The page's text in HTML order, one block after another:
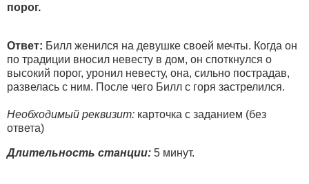
порог.
Ответ: Билл женился на девушке своей мечты. Когда он
по традиции вносил невесту в дом, он споткнулся о
высокий порог, уронил невесту, она, сильно пострадав,
развелась с ним. После чего Билл с горя застрелился.
Необходимый реквизит: карточка с заданием (без
ответа)
Длительность станции: 5 минут.